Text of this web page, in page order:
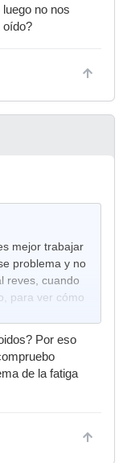
no nos
oído?
mejor trabajar
problema y no
reves, cuando
para ver cómo
una sala
y luego no
nuestro oído?
Por eso
de la fatiga